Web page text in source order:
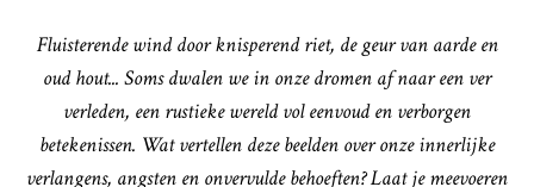
Fluisterende wind door knisperend riet, de geur van aarde en
oud hout... Soms dwalen we in onze dromen af naar een ver
verleden, een rustieke wereld vol eenvoud en verborgen
betekenissen. Wat vertellen deze beelden over onze innerlijke
verlangens, angsten en onvervulde behoeften? Laat je meevoeren